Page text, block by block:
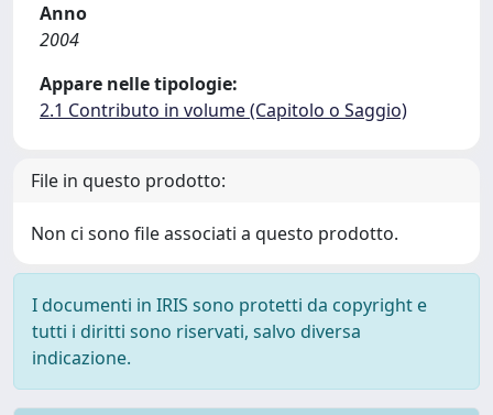
Anno
2004
Appare nelle tipologie:
2.1 Contributo in volume (Capitolo o Saggio)
File in questo prodotto:
Non ci sono file associati a questo prodotto.
I documenti in IRIS sono protetti da copyright e
tutti i diritti sono riservati, salvo diversa
indicazione.